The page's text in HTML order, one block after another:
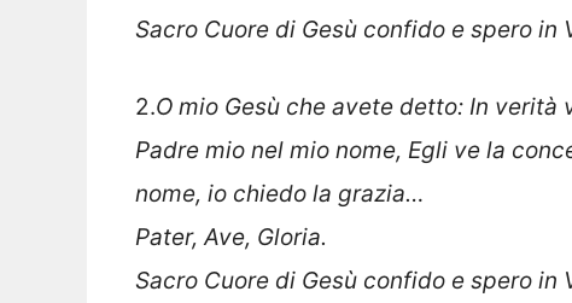
Sacro Cuore di Gesù confido e spero in
2.O mio Gesù che avete detto: In verità
Padre mio nel mio nome, Egli ve la
nome, io chiedo la grazia…
Pater, Ave, Gloria.
Sacro Cuore di Gesù confido e spero in